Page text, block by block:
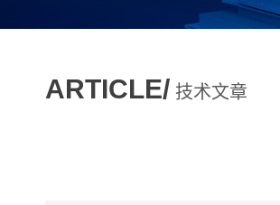
ARTICLE/ 技术文章